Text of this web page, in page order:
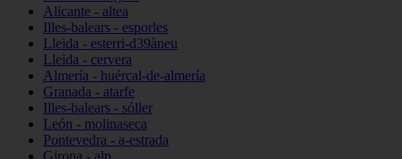
Alicante - altea
Illes-balears - esporles
Lleida - esterri-d39àneu
Lleida - cervera
Almería - huércal-de-almería
Granada - atarfe
Illes-balears - sóller
León - molinaseca
Pontevedra - a-estrada
Girona - alp